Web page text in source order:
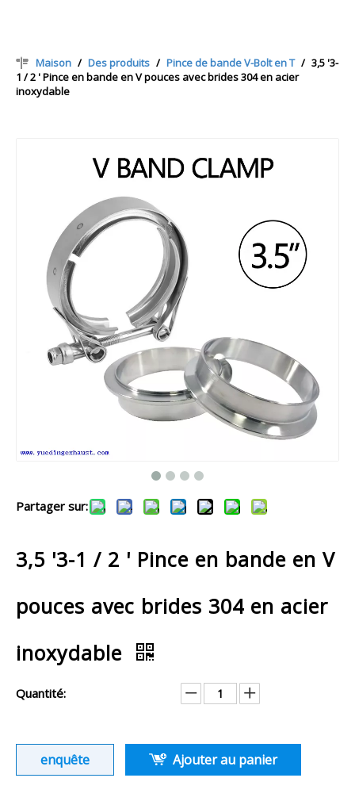
Maison / Des produits / Pince de bande V-Bolt en T / 3,5 '3-
1 / 2 ' Pince en bande en V pouces avec brides 304 en acier
inoxydable
Partager sur:
3,5 '3-1 / 2 ' Pince en bande en V
pouces avec brides 304 en acier
inoxydable
Quantité:
enquête Ajouter au panier